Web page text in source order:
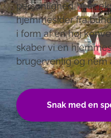
personlighed. Vi er
hjemmesider fra
i form af en høj
skaber vi en
brugervenlig og nem
Snak med en